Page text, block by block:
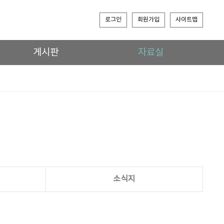
로그인 회원가입 사이트맵
게시판 자료실
소식지